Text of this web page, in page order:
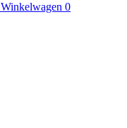
Winkelwagen 0